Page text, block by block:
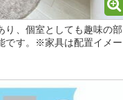
り、個室としても趣味の部
です。※家具は配置イメー